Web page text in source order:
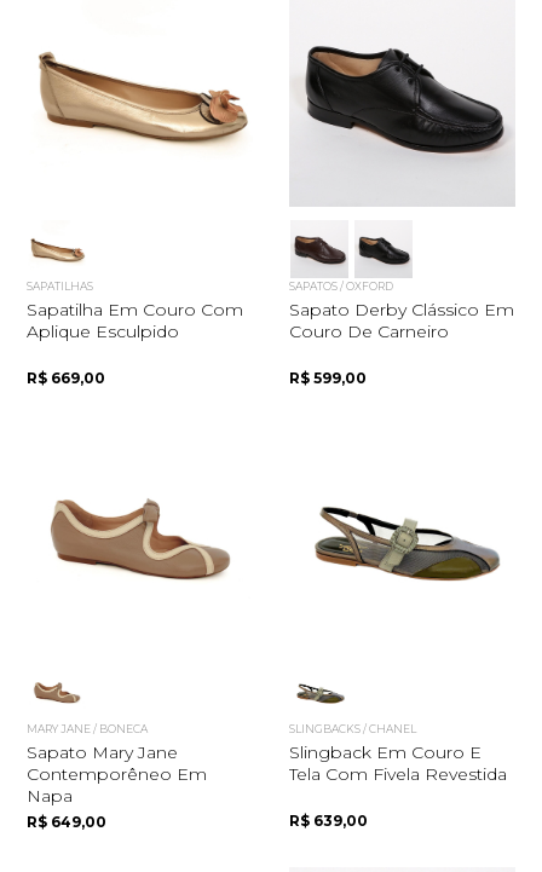
SAPATILHAS
Sapatilha Em Couro Com
Aplique Esculpido
R$ 669,00
SAPATOS / OXFORD
Sapato Derby Clássico Em
Couro De Carneiro
R$ 599,00
MARY JANE / BONECA
Sapato Mary Jane
Contemporêneo Em
Napa
R$ 649,00
SLINGBACKS / CHANEL
Slingback Em Couro E
Tela Com Fivela Revestida
R$ 639,00